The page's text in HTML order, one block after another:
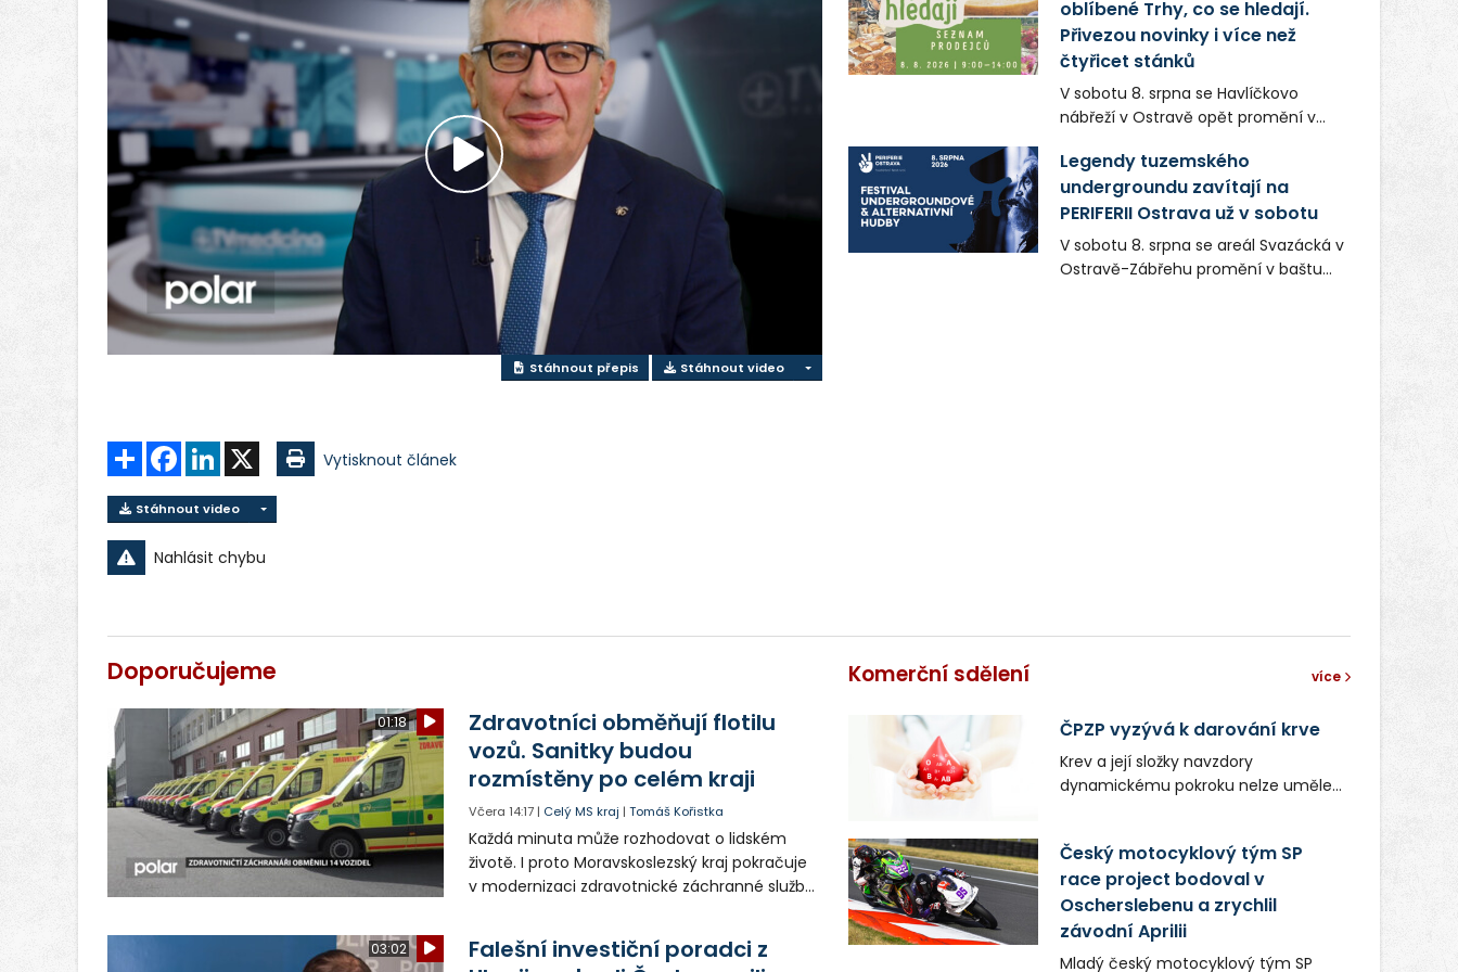
Přehrát
video
Stáhnout přepis Stáhnout video
Sdílet FacebookLinkedIn Vytisknout článek
Stáhnout video
Nahlásit chybu
oblíbené Trhy, co se hledají.
Přivezou novinky i více než
čtyřicet stánků
V sobotu 8. srpna se Havlíčkovo
nábřeží v Ostravě opět promění v
lokálních výrobků. Trhy, co se hledají
tentokrát nabídnou více než čtyřicet
pečlivě vybraných stánků s kvalitní
gastronomií, farmářskými produkty,
designem i řemeslnou tvorbou.
Návštěvníci se mohou těšit nejen na
Legendy tuzemského
undergroundu zavítají na
PERIFERII Ostrava už v sobotu
V sobotu 8. srpna se areál Svazácká v
Ostravě-Zábřehu promění v baštu
Doporučujeme
01:18
Zdravotníci obměňují flotilu
vozů. Sanitky budou
rozmístěny po celém kraji
Včera 14:17 | Celý MS kraj |Tomáš Kořistka
Každá minuta může rozhodovat o lidském
životě. I proto Moravskoslezský kraj pokračuje
v modernizaci zdravotnické záchranné služby
03:02
Falešní investiční poradci z
Komerční sdělení více
ČPZP vyzývá k darování krve
Krev a její složky navzdory
dynamickému pokroku nelze uměle
nenahraditelnou tělní tekutinu
neobejde. Naléhavá potřeba doplnit
krevní zásoby nastává vždy v létě,
kdy stoupá počet úrazů. Česká
průmyslová zdravotní pojišťovna
Český motocyklový tým SP
race project bodoval v
Oscherslebenu a zrychlil
závodní Aprilii
Mladý český motocyklový tým SP